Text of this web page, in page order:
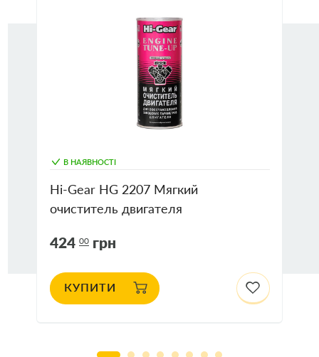
В НАЯВНОСТІ
Hi-Gear HG 2207 Мягкий
очиститель двигателя
424 00 грн
КУПИТИ